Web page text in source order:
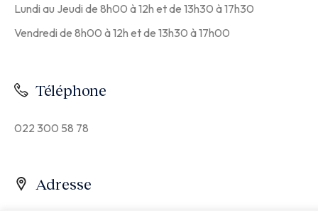
Lundi au Jeudi de 8h00 à 12h et de 13h30 à 17h30
Vendredi de 8h00 à 12h et de 13h30 à 17h00
Téléphone
022 300 58 78
Adresse